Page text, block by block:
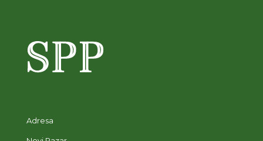
Adresa